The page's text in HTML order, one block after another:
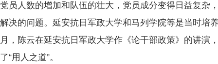
党员人数的增加和队伍的壮大，党员成分变得日益复杂
解决的问题。延安抗日军政大学和马列学院等是当时培
月，陈云在延安抗日军政大学作《论干部政策》的讲演
了“用人之道”。